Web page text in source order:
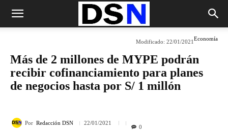
Economía
Modificado: 22/01/2021
Más de 2 millones de MYPE podrán
recibir cofinanciamiento para planes
de negocios hasta por S/ 1 millón
Por Redacción DSN 22/01/2021
0